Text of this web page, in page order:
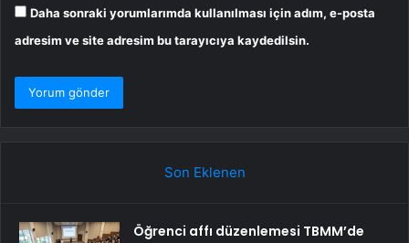
Daha sonraki yorumlarımda kullanılması için adım, e-posta
adresim ve site adresim bu tarayıcıya kaydedilsin.
Son Eklenen
Öğrenci affı düzenlemesi TBMM’de